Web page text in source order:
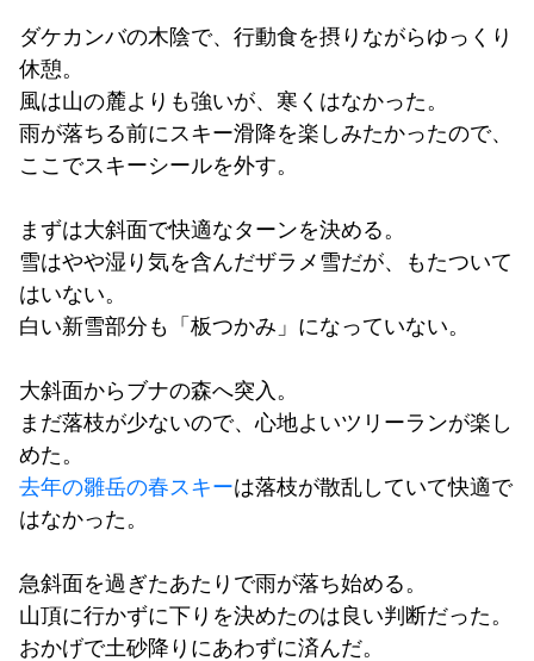
ダケカンバの木陰で、行動食を摂りながらゆっくり
休憩。
風は山の麓よりも強いが、寒くはなかった。
雨が落ちる前にスキー滑降を楽しみたかったので、
ここでスキーシールを外す。
まずは大斜面で快適なターンを決める。
雪はやや湿り気を含んだザラメ雪だが、もたついて
はいない。
白い新雪部分も「板つかみ」になっていない。
大斜面からブナの森へ突入。
まだ落枝が少ないので、心地よいツリーランが楽し
めた。
去年の雛岳の春スキーは落枝が散乱していて快適で
はなかった。
急斜面を過ぎたあたりで雨が落ち始める。
山頂に行かずに下りを決めたのは良い判断だった。
おかげで土砂降りにあわずに済んだ。